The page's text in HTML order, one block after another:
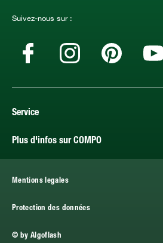
Suivez-nous sur :
Service
Plus d'infos sur COMPO
Mentions legales
Protection des données
© by Algoflash